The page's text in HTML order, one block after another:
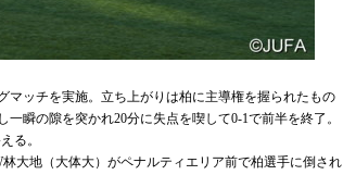
ッチを実施。立ち上がりは柏に主導権を握られたもの
瞬の隙を突かれ20分に失点を喫して0-1で前半を終了。
る。
大地（大体大）がペナルティエリア前で柏選手に倒され